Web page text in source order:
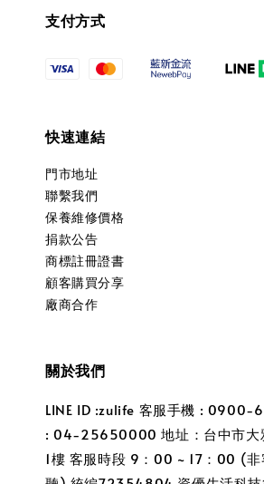
支付方式
快速連結
門市地址
聯繫我們
保養維修價格
捐款公告
商標註冊證書
顧客購買分享
廠商合作
關於我們
LINE ID :zulife 客服手機 : 0900-
: 04-25650000 地址：台中市大
1樓 客服時段 9：00 ~ 17：00 (非